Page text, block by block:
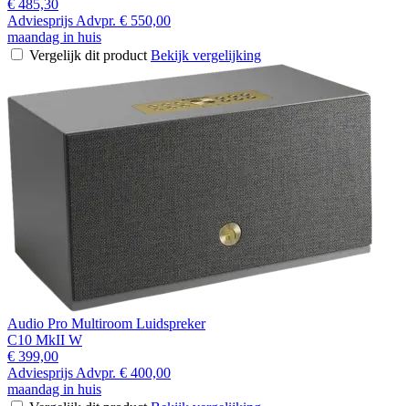
€ 485,30
Adviesprijs Advpr. € 550,00
maandag in huis
Vergelijk dit product Bekijk vergelijking
Audio Pro Multiroom Luidspreker
C10 MkII W
€ 399,00
Adviesprijs Advpr. € 400,00
maandag in huis